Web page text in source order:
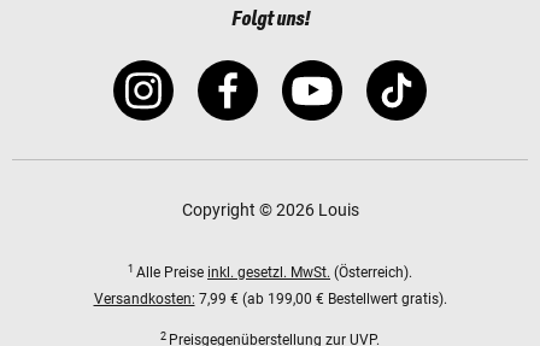
Folgt uns!
Copyright © 2026 Louis
1 Alle Preise inkl. gesetzl. MwSt. (Österreich).
Versandkosten: 7,99 € (ab 199,00 € Bestellwert gratis).
2 Preisgegenüberstellung zur UVP.